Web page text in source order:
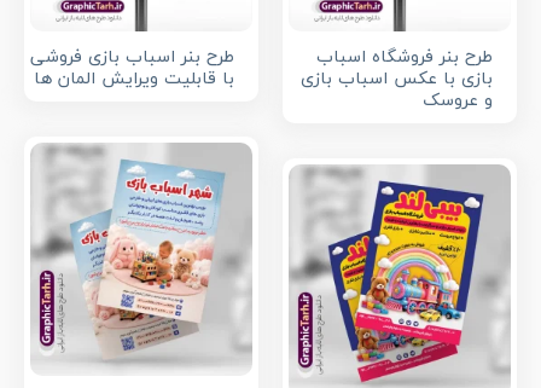
طرح بنر فروشگاه اسباب
بازی با عکس اسباب بازی
و عروسک
طرح بنر اسباب بازی فروشی
با قابلیت ویرایش المان ها